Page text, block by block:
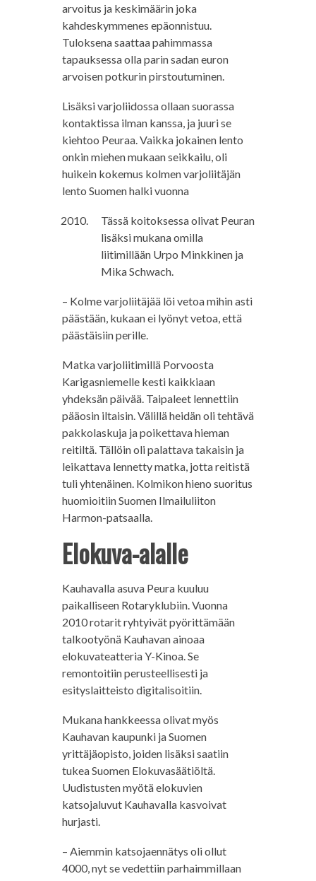
arvoitus ja keskimäärin joka
kahdeskymmenes epäonnistuu.
Tuloksena saattaa pahimmassa
tapauksessa olla parin sadan euron
arvoisen potkurin pirstoutuminen.
Lisäksi varjoliidossa ollaan suorassa
kontaktissa ilman kanssa, ja juuri se
kiehtoo Peuraa. Vaikka jokainen lento
onkin miehen mukaan seikkailu, oli
huikein kokemus kolmen varjoliitäjän
lento Suomen halki vuonna
Tässä koitoksessa olivat Peuran
lisäksi mukana omilla
liitimillään Urpo Minkkinen ja
Mika Schwach.
– Kolme varjoliitäjää löi vetoa mihin asti
päästään, kukaan ei lyönyt vetoa, että
päästäisiin perille.
Matka varjoliitimillä Porvoosta
Karigasniemelle kesti kaikkiaan
yhdeksän päivää. Taipaleet lennettiin
pääosin iltaisin. Välillä heidän oli tehtävä
pakkolaskuja ja poikettava hieman
reitiltä. Tällöin oli palattava takaisin ja
leikattava lennetty matka, jotta reitistä
tuli yhtenäinen. Kolmikon hieno suoritus
huomioitiin Suomen Ilmailuliiton
Harmon-patsaalla.
Elokuva-alalle
Kauhavalla asuva Peura kuuluu
paikalliseen Rotaryklubiin. Vuonna
2010 rotarit ryhtyivät pyörittämään
talkootyönä Kauhavan ainoaa
elokuvateatteria Y-Kinoa. Se
remontoitiin perusteellisesti ja
esityslaitteisto digitalisoitiin.
Mukana hankkeessa olivat myös
Kauhavan kaupunki ja Suomen
yrittäjäopisto, joiden lisäksi saatiin
tukea Suomen Elokuvasäätiöltä.
Uudistusten myötä elokuvien
katsojaluvut Kauhavalla kasvoivat
hurjasti.
– Aiemmin katsojaennätys oli ollut
4000, nyt se vedettiin parhaimmillaan